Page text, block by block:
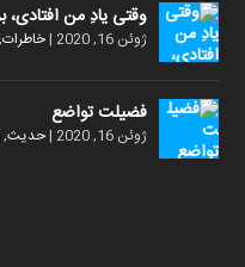
وقتی یادِ من افتادی،
ژوئن 16, 2020 |خاطرات,
فضیلت تواضع
ژوئن 16, 2020 |حدیث,